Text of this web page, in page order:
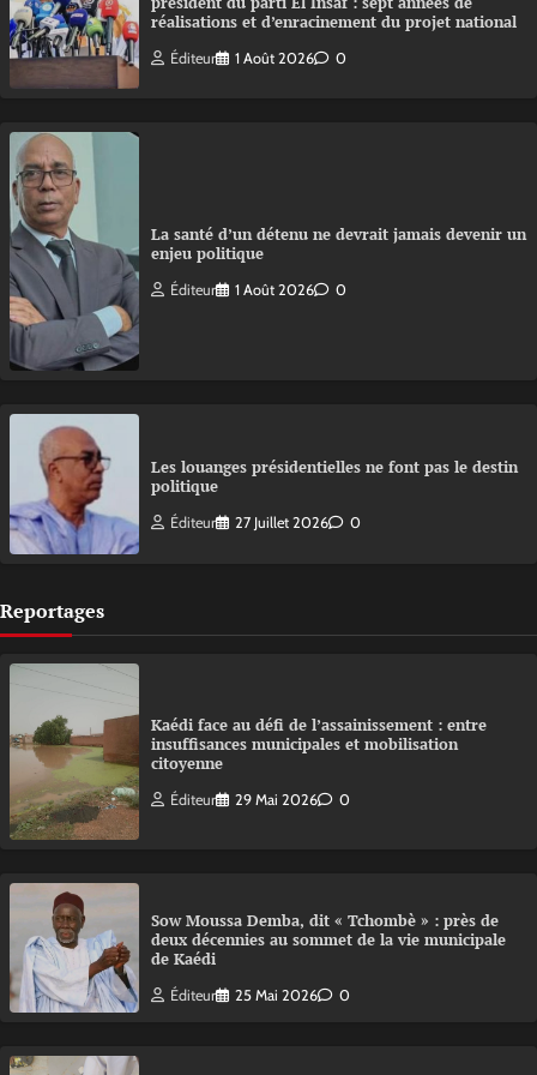
réalisations et d’enracinement du projet national
Éditeur 1 Août 2026 0
La santé d’un détenu ne devrait jamais devenir un
enjeu politique
Éditeur 1 Août 2026 0
Les louanges présidentielles ne font pas le destin
politique
Éditeur 27 Juillet 2026 0
Reportages
Kaédi face au défi de l’assainissement : entre
insuffisances municipales et mobilisation
citoyenne
Éditeur 29 Mai 2026 0
Sow Moussa Demba, dit « Tchombè » : près de
deux décennies au sommet de la vie municipale
de Kaédi
Éditeur 25 Mai 2026 0